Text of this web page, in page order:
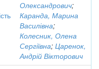
Олександрович;
Каранда, Марина
Василівна;
Колесник, Олена
Сергіївна; Царенок,
Андрій Вікторович